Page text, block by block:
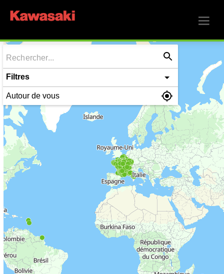
Filtres
Autour de vous